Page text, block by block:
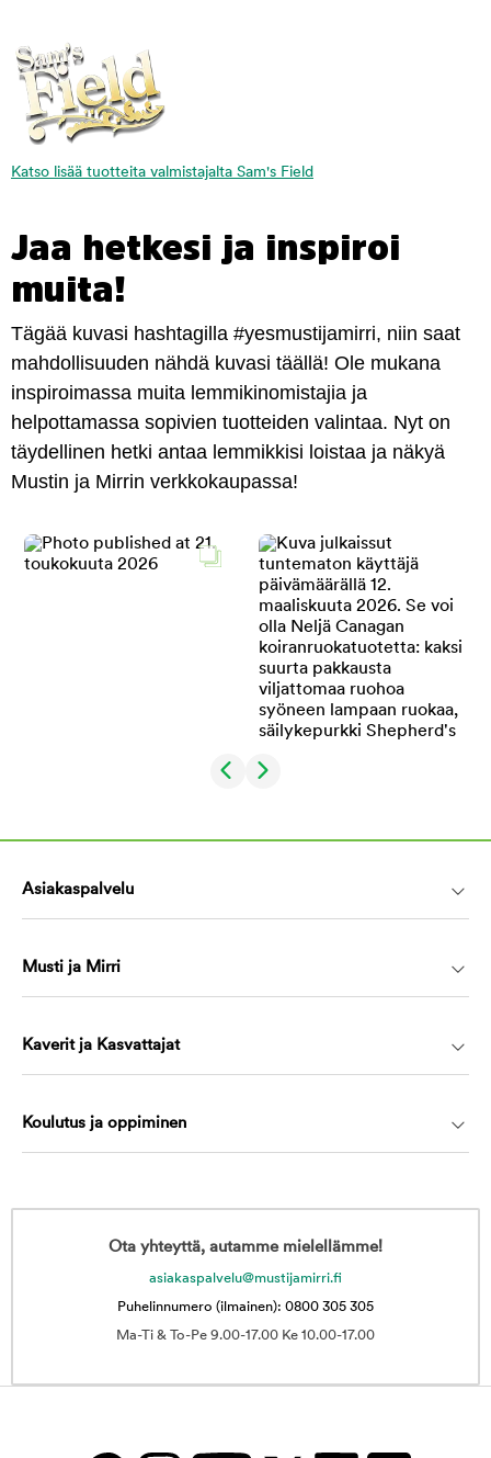
Katso lisää tuotteita valmistajalta Sam's Field
Jaa hetkesi ja inspiroi
muita!
Tägää kuvasi hashtagilla #yesmustijamirri, niin saat
mahdollisuuden nähdä kuvasi täällä! Ole mukana
inspiroimassa muita lemmikinomistajia ja
helpottamassa sopivien tuotteiden valintaa. Nyt on
täydellinen hetki antaa lemmikkisi loistaa ja näkyä
Mustin ja Mirrin verkkokaupassa!
Asiakaspalvelu
Musti ja Mirri
Kaverit ja Kasvattajat
Koulutus ja oppiminen
Ota yhteyttä, autamme mielellämme!
asiakaspalvelu@mustijamirri.fi
Puhelinnumero (ilmainen): 0800 305 305
Ma-Ti & To-Pe 9.00-17.00 Ke 10.00-17.00